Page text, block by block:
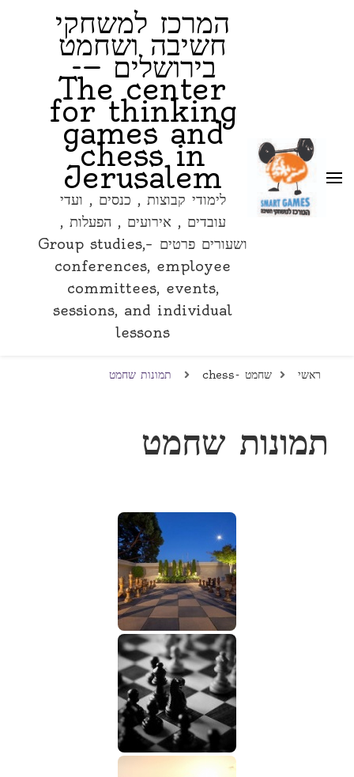
המרכז למשחקי
חשיבה ושחמט
בירושלים —-
The center
for thinking
games and
chess in
Jerusalem
לימודי קבוצות , כנסים , ועדי
עובדים , אירועים , הפעלות ,
ושעורים פרטים –Group studies,
conferences, employee
committees, events,
sessions, and individual
lessons
ראשי שחמט -chess תמונות שחמט
תמונות שחמט